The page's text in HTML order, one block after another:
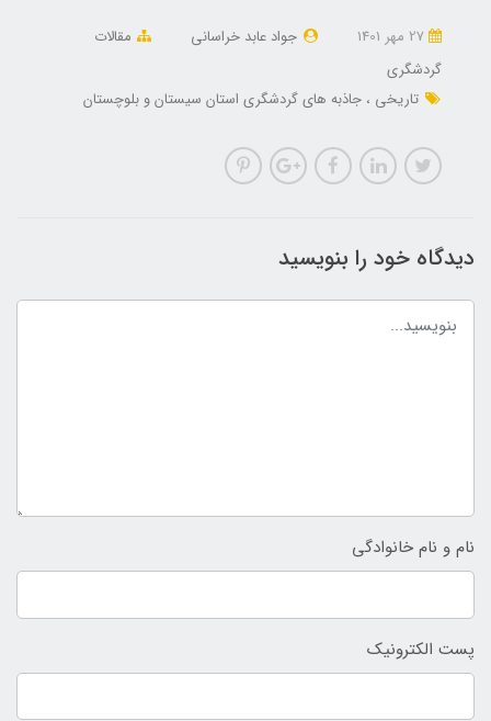
جواد عابد خراسانی
مقالات
گردشگری
تاریخی
جاذبه های گردشگری استان سیستان و بلوچستان
دیدگاه خود را بنویسید
نام و نام خانوادگی
پست الکترونیک